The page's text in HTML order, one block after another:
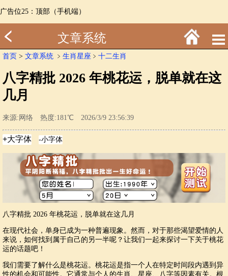
广告位25：顶部（手机端）
文章系统
首页 > 文章系统 ﹥ 生肖星座 ﹥ 十二生肖
八字精批 2026 年桃花运，脱单就在这
几月
来源:网络 热度:181℃ 2026/3/9 23:56:39
八字精批 2026 年桃花运，脱单就在这几月
在现代社会，单身已成为一种普遍现象。然而，对于那些渴望爱情的人
来说，如何找到属于自己的另一半呢？让我们一起来探讨一下关于桃花
运的话题吧！
我们需要了解什么是桃花运。桃花运是指一个人在特定时间段内遇到异
性的机会和可能性。它通常与个人的生肖、星座、八字等因素有关。根